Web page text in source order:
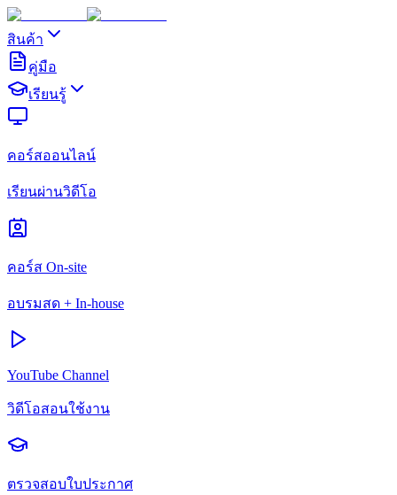
สินค้า
คู่มือ
เรียนรู้
คอร์สออนไลน์
เรียนผ่านวิดีโอ
คอร์ส On-site
อบรมสด + In-house
YouTube Channel
วิดีโอสอนใช้งาน
ตรวจสอบใบประกาศ